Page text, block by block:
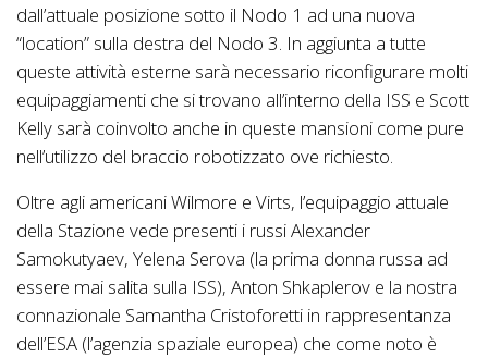
dall’attuale posizione sotto il Nodo 1 ad una nuova
“location” sulla destra del Nodo 3. In aggiunta a tutte
queste attività esterne sarà necessario riconfigurare molti
equipaggiamenti che si trovano all’interno della ISS e Scott
Kelly sarà coinvolto anche in queste mansioni come pure
nell’utilizzo del braccio robotizzato ove richiesto.
Oltre agli americani Wilmore e Virts, l’equipaggio attuale
della Stazione vede presenti i russi Alexander
Samokutyaev, Yelena Serova (la prima donna russa ad
essere mai salita sulla ISS), Anton Shkaplerov e la nostra
connazionale Samantha Cristoforetti in rappresentanza
dell’ESA (l’agenzia spaziale europea) che come noto è